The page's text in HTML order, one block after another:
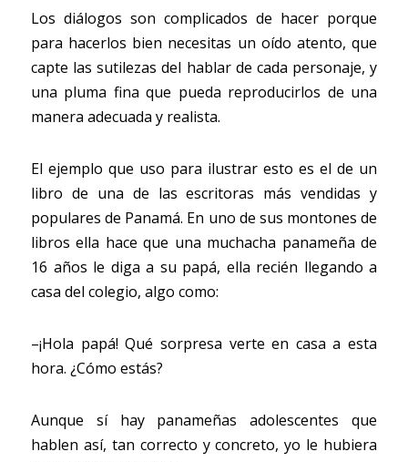
Los diálogos son complicados de hacer porque
para hacerlos bien necesitas un oído atento, que
capte las sutilezas del hablar de cada personaje, y
una pluma fina que pueda reproducirlos de una
manera adecuada y realista.
El ejemplo que uso para ilustrar esto es el de un
libro de una de las escritoras más vendidas y
populares de Panamá. En uno de sus montones de
libros ella hace que una muchacha panameña de
16 años le diga a su papá, ella recién llegando a
casa del colegio, algo como:
–¡Hola papá! Qué sorpresa verte en casa a esta
hora. ¿Cómo estás?
Aunque sí hay panameñas adolescentes que
hablen así, tan correcto y concreto, yo le hubiera